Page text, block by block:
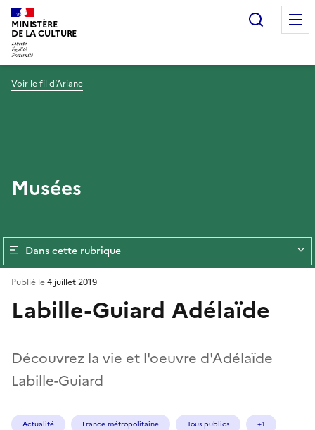
MINISTÈRE
DE LA CULTURE
Voir le fil d’Ariane
Musées
Dans cette rubrique
Labille-Guiard Adélaïde
Découvrez la vie et l'oeuvre d'Adélaïde
Labille-Guiard
Publié le4 juillet 2019
Actualité France métropolitaine Tous publics +1